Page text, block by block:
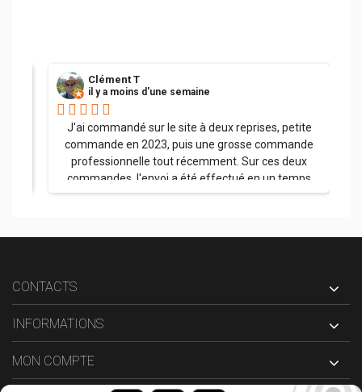
Clément T
il y a moins d'une semaine
J'ai commandé sur le site à deux reprises, petite
commande en 2023, puis une grosse commande
professionnelle tout récemment. Sur ces deux
commandes, l'envoi a été effectué en un temps
record, la palette a été soigneusement emballée et
été parfaitement orienté sur le choix des pare-
matériel. Merci encore et bravo pour le parcours
CONTACTS
INFORMATIONS
MON COMPTE